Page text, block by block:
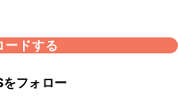
ードする
をフォロー